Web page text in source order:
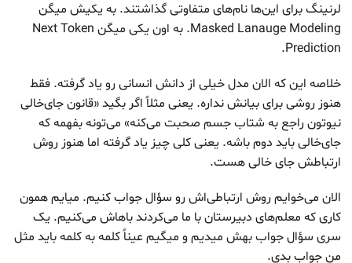
لرنینگ برای این‌ها نام‌های متفاوتی گذاشتند. به یکیش میگن
Masked Lanauge Modeling. به اون یکی میگن Next Token
Prediction.
خلاصه این که الان مدل خیلی از دانش انسانی رو یاد گرفته. فقط
هنوز روشی برای بیانش نداره. یعنی مثلاً اگر بگید «قانون جای‌خالی
نیوتون راجع به شتاب جسم صحبت می‌کنه» می‌تونه بفهمه که
جای‌خالی باید دوم باشه. یعنی کلی چیز یاد گرفته اما هنوز روش
ارتباطش جای خالی هست.
الان می‌خوایم روش ارتباطی‌اش رو سؤال جواب کنیم. میایم همون
کاری که معلم‌های دبیرستان با ما می‌کردند باهاش می‌کنیم. یک
سری سؤال جواب بهش میدیم و میگیم عیناً کلمه به کلمه باید مثل
من جواب بدی.